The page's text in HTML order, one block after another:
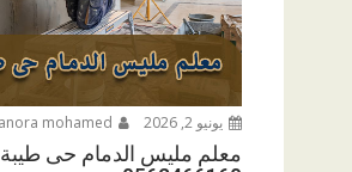
يونيو 2, 2026
معلم مليس الدمام حى طيبة